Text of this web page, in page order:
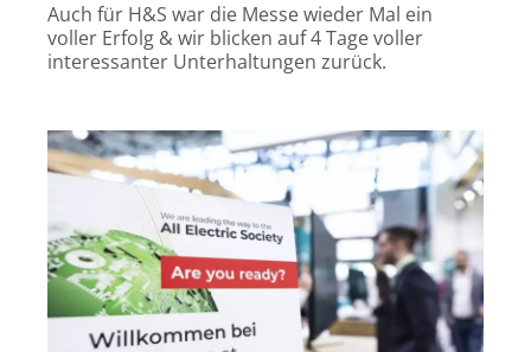
Auch für H&S war die Messe wieder Mal ein
voller Erfolg & wir blicken auf 4 Tage voller
interessanter Unterhaltungen zurück.